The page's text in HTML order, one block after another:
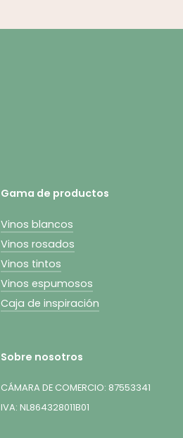
Gama de productos
Vinos blancos
Vinos rosados
Vinos tintos
Vinos espumosos
Caja de inspiración
Sobre nosotros
CÁMARA DE COMERCIO: 87553341
IVA: NL864328011B01